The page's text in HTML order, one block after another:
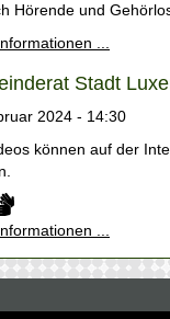
Hörende und
...
Stadt
2024 - 14:30
können auf der
...